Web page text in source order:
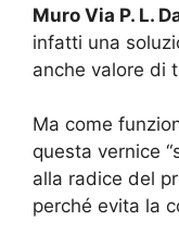
Muro Via P. L.
infatti una
anche valore di
Ma come
questa vernice
alla radice del
perché evita la